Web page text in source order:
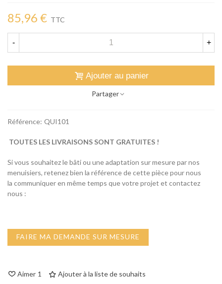
85,96 € TTC
- +
Ajouter au panier
Partager
Référence: QUI101
TOUTES LES LIVRAISONS SONT GRATUITES !
Si vous souhaitez le bâti ou une adaptation sur mesure par nos
menuisiers, retenez bien la référence de cette pièce pour nous
la communiquer en même temps que votre projet et contactez
nous :
FAIRE MA DEMANDE SUR MESURE
Aimer 1 Ajouter à la liste de souhaits